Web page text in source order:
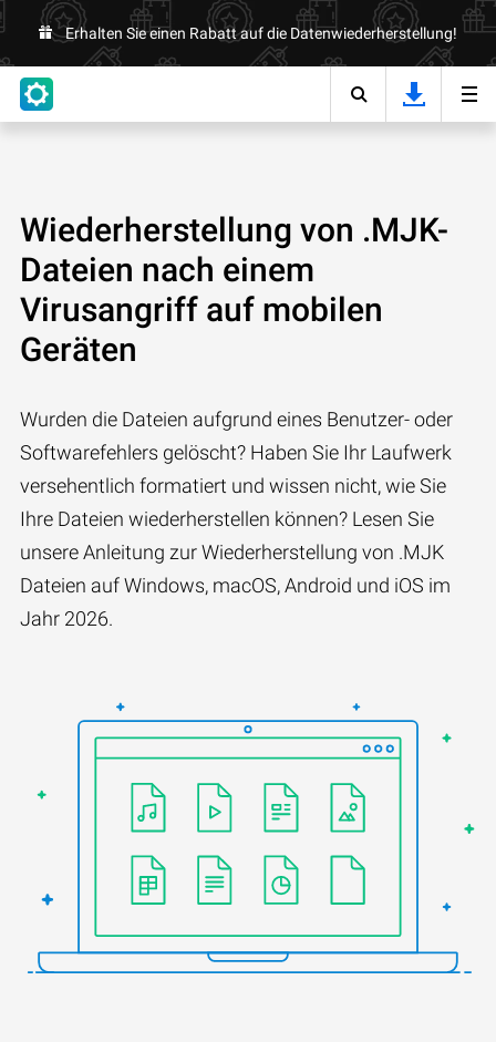
Erhalten Sie einen Rabatt auf die Datenwiederherstellung!
Wiederherstellung von .MJK-
Dateien nach einem
Virusangriff auf mobilen
Geräten
Wurden die Dateien aufgrund eines Benutzer- oder
Softwarefehlers gelöscht? Haben Sie Ihr Laufwerk
versehentlich formatiert und wissen nicht, wie Sie
Ihre Dateien wiederherstellen können? Lesen Sie
unsere Anleitung zur Wiederherstellung von .MJK
Dateien auf Windows, macOS, Android und iOS im
Jahr 2026.